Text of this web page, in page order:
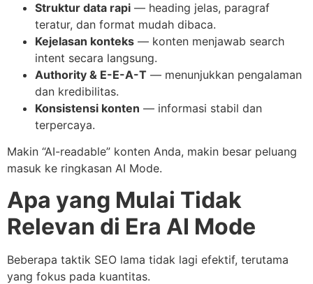
Struktur data rapi — heading jelas, paragraf
teratur, dan format mudah dibaca.
Kejelasan konteks — konten menjawab search
intent secara langsung.
Authority & E-E-A-T — menunjukkan pengalaman
dan kredibilitas.
Konsistensi konten — informasi stabil dan
terpercaya.
Makin “AI-readable” konten Anda, makin besar peluang
masuk ke ringkasan AI Mode.
Apa yang Mulai Tidak
Relevan di Era AI Mode
Beberapa taktik SEO lama tidak lagi efektif, terutama
yang fokus pada kuantitas.